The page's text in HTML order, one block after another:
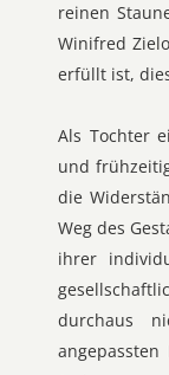
reinen
Winifred
erfüllt ist,
Als Tochter
und
die
Weg des
ihrer
durchaus